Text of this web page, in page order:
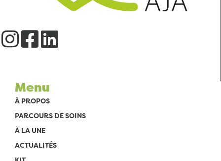
Menu
À PROPOS
PARCOURS DE SOINS
À LA UNE
ACTUALITÉS